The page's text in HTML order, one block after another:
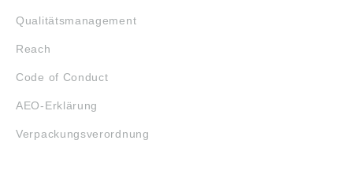
Qualitätsmanagement
Reach
Code of Conduct
AEO-Erklärung
Verpackungsverordnung